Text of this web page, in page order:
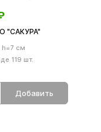
"САКУРА"
h=7 см
119 шт.
Добавить